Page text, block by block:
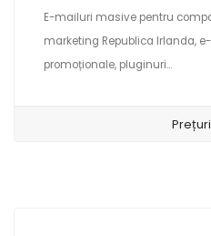
E-mailuri masive pentru
marketing Republica Irlanda,
promoționale, pluginuri...
Prețuri